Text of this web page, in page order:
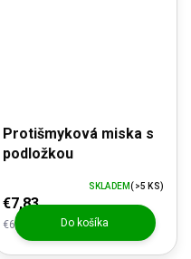
Protišmyková miska s
podložkou
€6,47 bez DPH
€7,83
SKLADEM(>5 KS)
Do košíka